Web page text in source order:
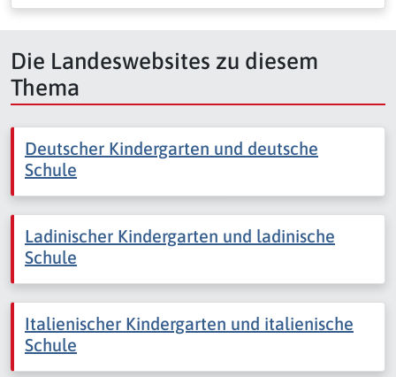
Die Landeswebsites zu diesem
Thema
Deutscher Kindergarten und deutsche
Schule
Ladinischer Kindergarten und ladinische
Schule
Italienischer Kindergarten und italienische
Schule